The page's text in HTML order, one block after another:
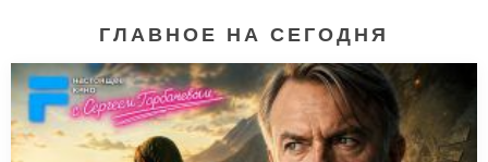
ГЛАВНОЕ НА СЕГОДНЯ